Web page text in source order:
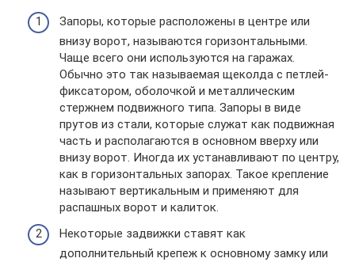
Запоры, которые расположены в центре или
внизу ворот, называются горизонтальными.
Чаще всего они используются на гаражах.
Обычно это так называемая щеколда с петлей-
фиксатором, оболочкой и металлическим
стержнем подвижного типа. Запоры в виде
прутов из стали, которые служат как подвижная
часть и располагаются в основном вверху или
внизу ворот. Иногда их устанавливают по центру,
как в горизонтальных запорах. Такое крепление
называют вертикальным и применяют для
распашных ворот и калиток.
Некоторые задвижки ставят как
дополнительный крепеж к основному замку или